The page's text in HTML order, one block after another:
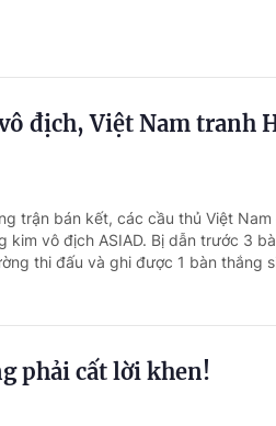
địch, Việt Nam tranh
trận bán kết, các cầu thủ Việt
vô địch ASIAD. Bị dẫn trước 3
thi đấu và ghi được 1 bàn thắng
phải cất lời khen!